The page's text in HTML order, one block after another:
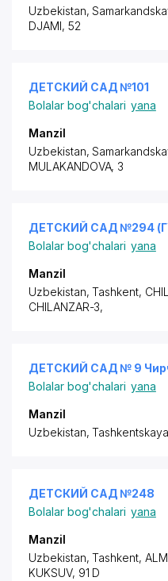
Uzbekistan,
DJAMI, 52
ДЕТСКИЙ САД №101
Bolalar bog'chalari yana
Manzil
Uzbekistan,
MULAKANDOVA, 3
ДЕТСКИЙ САД №294
Bolalar bog'chalari yana
Manzil
Uzbekistan, Tashkent,
CHILANZAR-3,
ДЕТСКИЙ САД № 9
Bolalar bog'chalari yana
Manzil
Uzbekistan,
ДЕТСКИЙ САД №248
Bolalar bog'chalari yana
Manzil
Uzbekistan, Tashkent,
KUKSUV, 91 D